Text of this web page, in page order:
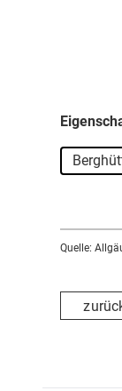
Quelle: